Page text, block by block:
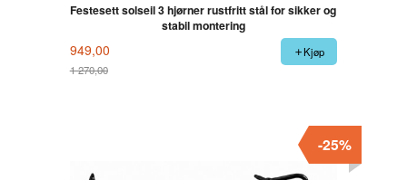
Festesett solseil 3 hjørner rustfritt stål for sikker og
stabil montering
949,00
1 270,00
Kjøp
-25%